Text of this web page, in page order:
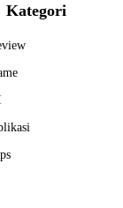
Kategori